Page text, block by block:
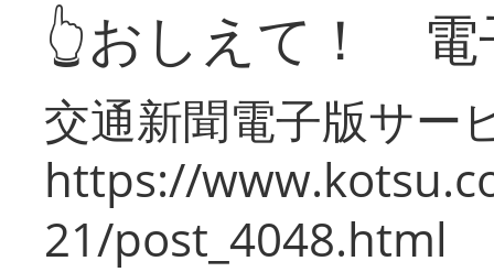
👆おしえて！ 電
交通新聞電子版サー
https://
21/post_4048.html